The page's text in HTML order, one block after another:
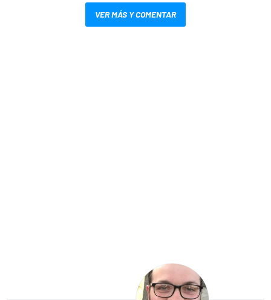
VER MÁS Y COMENTAR